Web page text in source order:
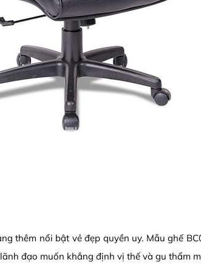
thêm nổi bật vẻ đẹp quyền uy. Mẫu ghế
đạo muốn khẳng định vị thế và gu thẩm